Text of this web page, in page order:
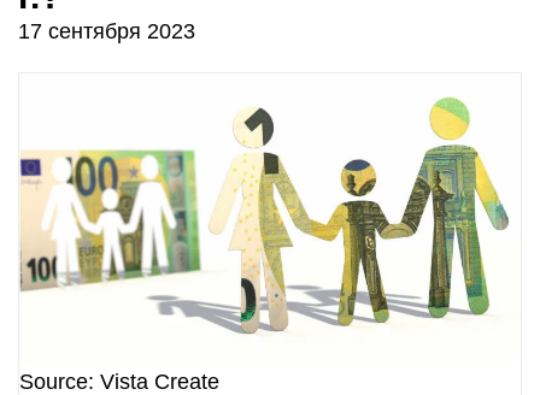
17 сентября 2023
Source: Vista Create